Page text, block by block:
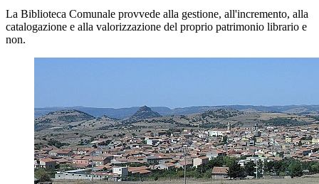
La Biblioteca Comunale provvede alla gestione, all'incremento, alla
catalogazione e alla valorizzazione del proprio patrimonio librario e
non.